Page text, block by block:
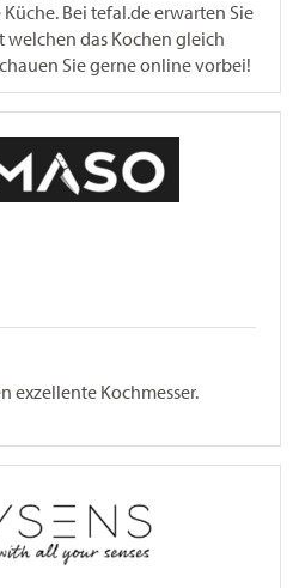
Bei tefal.de erwarten Sie
das Kochen gleich
Sie gerne online vorbei!
exzellente Kochmesser.